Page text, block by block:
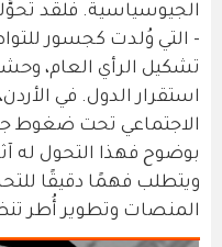
الجيوسياسية. فلقد
- التي وُلدت كجسور
تشكيل الرأي العام،
استقرار الدول. في
الاجتماعي تحت ضغوط
بوضوح فهذا التحول له
ويتطلب فهمًا دقيقًا
المنصات وتطوير أُطر